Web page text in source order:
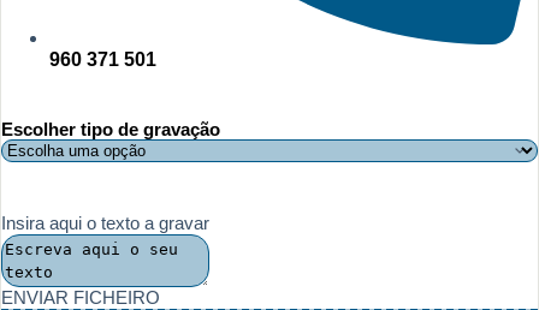
960 371 501
Escolher tipo de gravação
Insira aqui o texto a gravar
ENVIAR FICHEIRO